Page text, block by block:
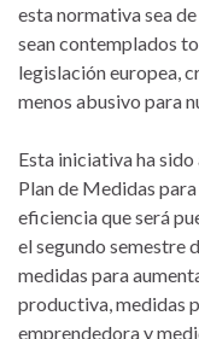
esta normativa sea
sean contemplados
legislación europea,
menos abusivo para
Esta iniciativa ha
Plan de Medidas
eficiencia que será
el segundo semestre
medidas para
productiva, medidas
emprendedora y